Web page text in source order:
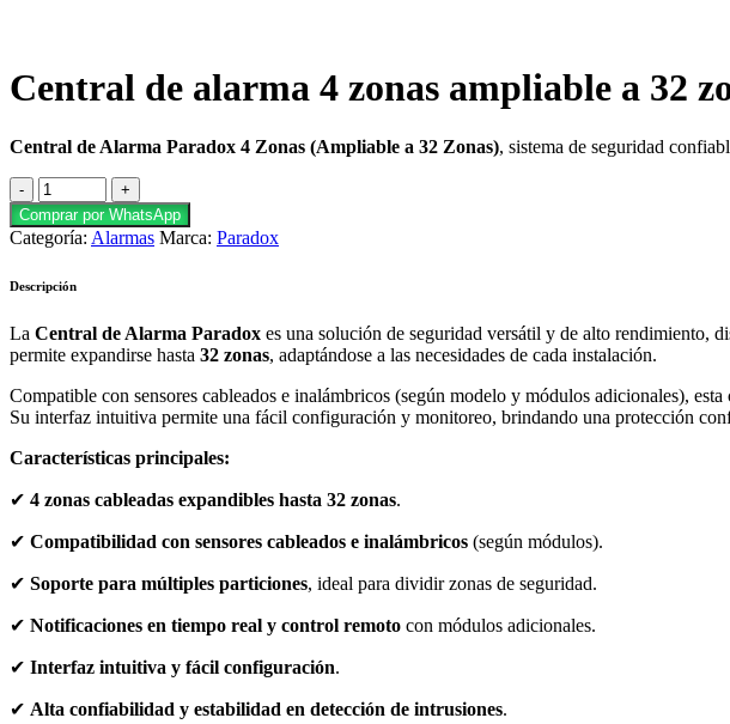
Central de alarma 4 zonas ampliable a 32
Central de Alarma Paradox 4 Zonas (Ampliable a 32 Zonas), sistema de seguridad
Comprar por WhatsApp
Categoría: Alarmas Marca: Paradox
Descripción
La Central de Alarma Paradox es una solución de seguridad versátil y de alto rendimiento,
permite expandirse hasta 32 zonas, adaptándose a las necesidades de cada instalación.
Compatible con sensores cableados e inalámbricos (según modelo y módulos adicionales),
Su interfaz intuitiva permite una fácil configuración y monitoreo, brindando una protección
Características principales:
✔ 4 zonas cableadas expandibles hasta 32 zonas.
✔ Compatibilidad con sensores cableados e inalámbricos (según módulos).
✔ Soporte para múltiples particiones, ideal para dividir zonas de seguridad.
✔ Notificaciones en tiempo real y control remoto con módulos adicionales.
✔ Interfaz intuitiva y fácil configuración.
✔ Alta confiabilidad y estabilidad en detección de intrusiones.